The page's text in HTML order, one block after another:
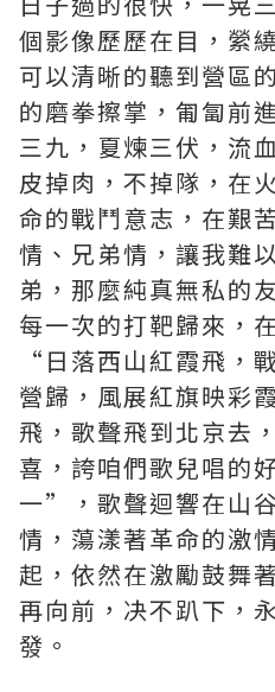
個影像歷歷在目，縈
可以清晰的聽到營區
的磨拳擦掌，匍匐前
三九，夏煉三伏，流
皮掉肉，不掉隊，在
命的戰鬥意志，在艱
情、兄弟情，讓我難
弟，那麼純真無私的
每一次的打靶歸來，
“日落西山紅霞飛，
營歸，風展紅旗映彩
飛，歌聲飛到北京去
喜，誇咱們歌兒唱的
一”，歌聲迴響在山
情，蕩漾著革命的激
起，依然在激勵鼓舞
再向前，决不趴下，
發。